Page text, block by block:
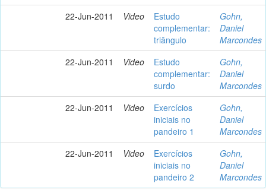
22-Jun-2011
Video
Estudo
complementar:
triângulo
Gohn,
Daniel
Marcondes
22-Jun-2011
Video
Estudo
complementar:
surdo
Gohn,
Daniel
Marcondes
22-Jun-2011
Video
Exercícios
iniciais no
pandeiro 1
Gohn,
Daniel
Marcondes
22-Jun-2011
Video
Exercícios
iniciais no
pandeiro 2
Gohn,
Daniel
Marcondes